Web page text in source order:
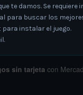
te damos. Se requiere
para buscar los
para instalar el juego.
sin tarjeta con